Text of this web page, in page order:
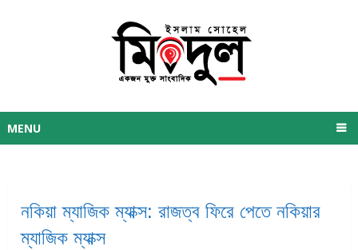
MENU
নকিয়া ম্যাজিক ম্যাক্স: রাজত্ব ফিরে পেতে নকিয়ার
ম্যাজিক ম্যাক্স